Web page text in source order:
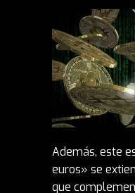
Además, este
euros» se
que